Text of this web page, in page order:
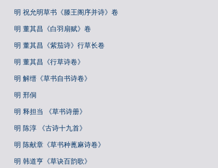
明 祝允明草书《滕王阁序并诗》卷
明 董其昌《白羽扇赋》卷
明 董其昌《紫茄诗》行草长卷
明 董其昌《行草诗卷》
明 解缙《草书自书诗卷》
明 邢侗
明 释担当 《草书诗册》
明 陈淳 《古诗十九首》
明 陈献章《草书种蓖麻诗卷》
明 韩道亨《草诀百韵歌》